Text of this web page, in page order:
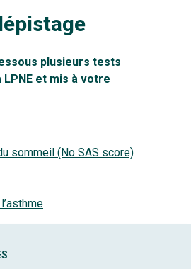
plusieurs tests
et mis à votre
sommeil (No SAS score)